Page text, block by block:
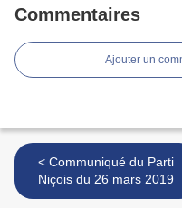
Commentaires
Ajouter un
< Communiqué du Parti
Niçois du 26 mars 2019